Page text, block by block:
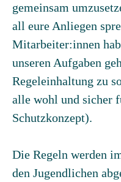
gemeinsam
all eure Anliegen
Mitarbeiter:innen
unseren Aufgaben
Regeleinhaltung zu
alle wohl und sicher
Schutzkonzept).
Die Regeln werden
den Jugendlichen